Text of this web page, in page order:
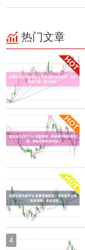
热门文章
4